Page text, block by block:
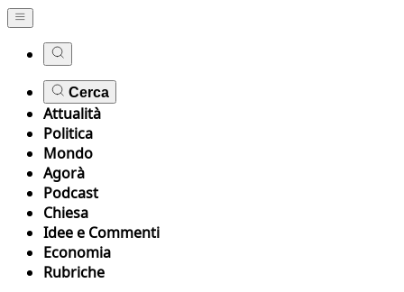
Cerca
Attualità
Politica
Mondo
Agorà
Podcast
Chiesa
Idee e Commenti
Economia
Rubriche